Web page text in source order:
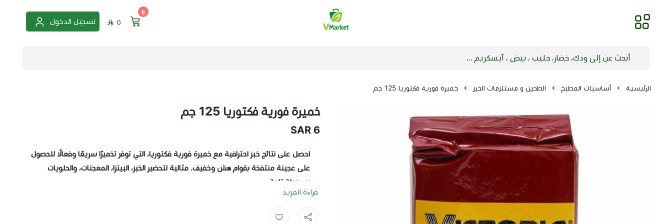
فيلج ماركت | VMarket
0
0 تسجيل الدخول
الرئيسية أساسيات المطبخ الطحين و مستلزمات الخبز خميرة فورية فكتوريا 125 جم
خميرة فورية فكتوريا 125 جم
6 SAR
احصل على نتائج خبز احترافية معخميرة فورية فكتوريا، التي توفر تخميرًا سريعًا وفعالًا للحصول
على عجينة منتفخة بقوام هش وخفيف. مثالية لتحضير الخبز، البيتزا، المعجنات، والحلويات
بسهولة تامة.
مزايا الخميرة الفورية فكتوريا 125 جم:
قراءة المزيد